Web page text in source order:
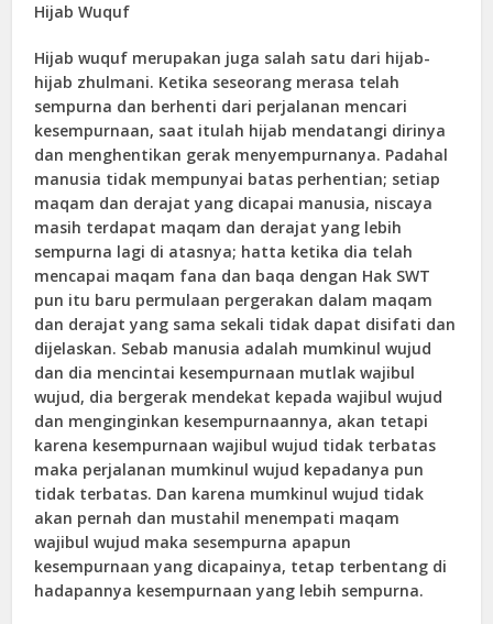
Hijab Wuquf
Hijab wuquf merupakan juga salah satu dari hijab-
hijab zhulmani. Ketika seseorang merasa telah
sempurna dan berhenti dari perjalanan mencari
kesempurnaan, saat itulah hijab mendatangi dirinya
dan menghentikan gerak menyempurnanya. Padahal
manusia tidak mempunyai batas perhentian; setiap
maqam dan derajat yang dicapai manusia, niscaya
masih terdapat maqam dan derajat yang lebih
sempurna lagi di atasnya; hatta ketika dia telah
mencapai maqam fana dan baqa dengan Hak SWT
pun itu baru permulaan pergerakan dalam maqam
dan derajat yang sama sekali tidak dapat disifati dan
dijelaskan. Sebab manusia adalah mumkinul wujud
dan dia mencintai kesempurnaan mutlak wajibul
wujud, dia bergerak mendekat kepada wajibul wujud
dan menginginkan kesempurnaannya, akan tetapi
karena kesempurnaan wajibul wujud tidak terbatas
maka perjalanan mumkinul wujud kepadanya pun
tidak terbatas. Dan karena mumkinul wujud tidak
akan pernah dan mustahil menempati maqam
wajibul wujud maka sesempurna apapun
kesempurnaan yang dicapainya, tetap terbentang di
hadapannya kesempurnaan yang lebih sempurna.